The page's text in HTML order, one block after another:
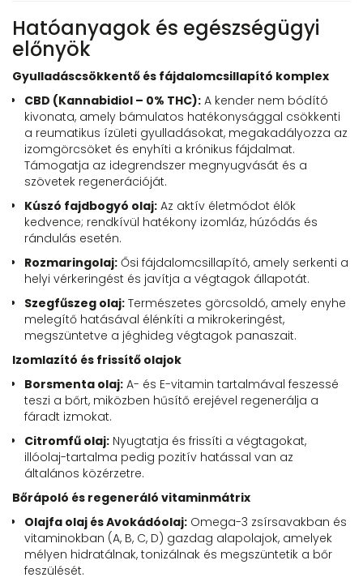
Hatóanyagok és egészségügyi
előnyök
Gyulladáscsökkentő és fájdalomcsillapító komplex
CBD (Kannabidiol – 0% THC): A kender nem bódító
kivonata, amely bámulatos hatékonysággal csökkenti
a reumatikus ízületi gyulladásokat, megakadályozza az
izomgörcsöket és enyhíti a krónikus fájdalmat.
Támogatja az idegrendszer megnyugvását és a
szövetek regenerációját.
Kúszó fajdbogyó olaj: Az aktív életmódot élők
kedvence; rendkívül hatékony izomláz, húzódás és
rándulás esetén.
Rozmaringolaj: Ősi fájdalomcsillapító, amely serkenti a
helyi vérkeringést és javítja a végtagok állapotát.
Szegfűszeg olaj: Természetes görcsoldó, amely enyhe
melegítő hatásával élénkíti a mikrokeringést,
megszüntetve a jéghideg végtagok panaszait.
Izomlazító és frissítő olajok
Borsmenta olaj: A- és E-vitamin tartalmával feszessé
teszi a bőrt, miközben hűsítő erejével regenerálja a
fáradt izmokat.
Citromfű olaj: Nyugtatja és frissíti a végtagokat,
illóolaj-tartalma pedig pozitív hatással van az
általános közérzetre.
Bőrápoló és regeneráló vitaminmátrix
Olajfa olaj és Avokádóolaj: Omega-3 zsírsavakban és
vitaminokban (A, B, C, D) gazdag alapolajok, amelyek
mélyen hidratálnak, tonizálnak és megszüntetik a bőr
feszülését.